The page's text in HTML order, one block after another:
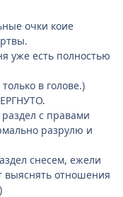
очки коие
уже есть полностью
в голове.)
с правами
разрулю и
снесем, ежели
выяснять отношения